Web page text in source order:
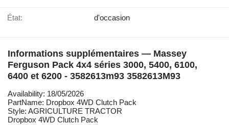
État: d'occasion
Informations supplémentaires — Massey
Ferguson Pack 4x4 séries 3000, 5400, 6100,
6400 et 6200 - 3582613m93 3582613M93
Availability: 18/05/2026
PartName: Dropbox 4WD Clutch Pack
Style: AGRICULTURE TRACTOR
Dropbox 4WD Clutch Pack